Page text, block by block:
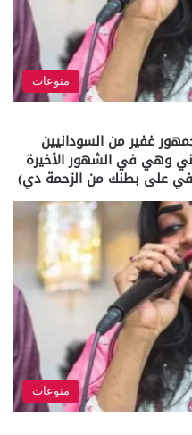
منوعات
غفير من السودانيين
وهي في الشهور الأخيرة
على بطنك من الزحمة دي)
منوعات